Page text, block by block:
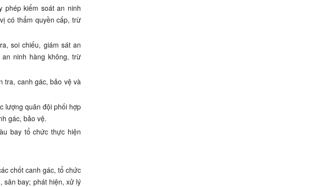
phép kiểm soát an ninh
có thẩm quyền cấp, trừ
soi chiếu, giám sát an
ninh hàng không, trừ
tra, canh gác, bảo vệ và
lượng quân đội phối hợp
gác, bảo vệ.
bay tổ chức thực hiện
chốt canh gác, tổ chức
sân bay; phát hiện, xử lý